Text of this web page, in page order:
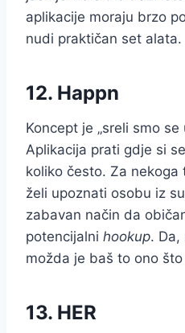
aplikacije moraju brzo
nudi praktičan set alata.
12. Happn
Koncept je „sreli smo se
Aplikacija prati gdje si
koliko često. Za
želi upoznati osobu iz
zabavan način da
potencijalni hookup. Da,
možda je baš to ono
13. HER